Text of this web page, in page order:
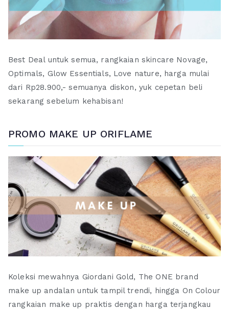
Best Deal untuk semua, rangkaian skincare Novage,
Optimals, Glow Essentials, Love nature, harga mulai
dari Rp28.900,- semuanya diskon, yuk cepetan beli
sekarang sebelum kehabisan!
PROMO MAKE UP ORIFLAME
Koleksi mewahnya Giordani Gold, The ONE brand
make up andalan untuk tampil trendi, hingga On Colour
rangkaian make up praktis dengan harga terjangkau